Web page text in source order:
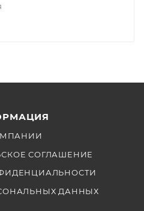
СОГЛАШЕНИЕ
ДАННЫХ